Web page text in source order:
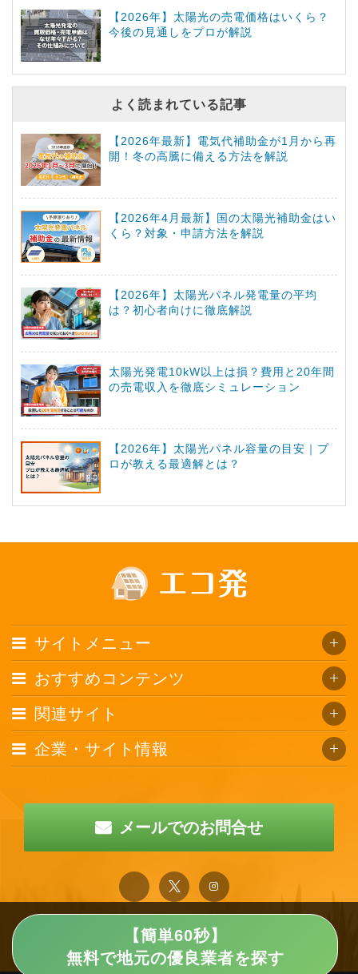
【2026年】太陽光の売電価格はいくら？
今後の見通しをプロが解説
よく読まれている記事
【2026年最新】電気代補助金が1月から再
開！冬の高騰に備える方法を解説
【2026年4月最新】国の太陽光補助金はい
くら？対象・申請方法を解説
【2026年】太陽光パネル発電量の平均
は？初心者向けに徹底解説
太陽光発電10kW以上は損？費用と20年間
の売電収入を徹底シミュレーション
【2026年】太陽光パネル容量の目安｜プ
ロが教える最適解とは？
【簡単60秒】
無料で地元の優良業者を探す
サイトメニュー
おすすめコンテンツ
関連サイト
企業・サイト情報
メールでのお問合せ